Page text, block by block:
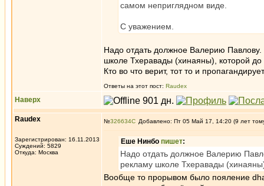
самом неприглядном виде.
С уважением.
Надо отдать должное Валерию
школе Тхеравады (хинаяны), которой до
Кто во что верит, тот то и
Ответы на этот пост: Raudex
Наверх
Raudex
Зарегистрирован: 16.11.2013
Суждений: 5829
Откуда: Москва
№326634 Добавлено: Пт 05 Май 17, 14:20 (9 лет
Еше Нинбо пишет:
Надо отдать должное Валерию
рекламу школе Тхеравады
Вообще то прорывом было пояление